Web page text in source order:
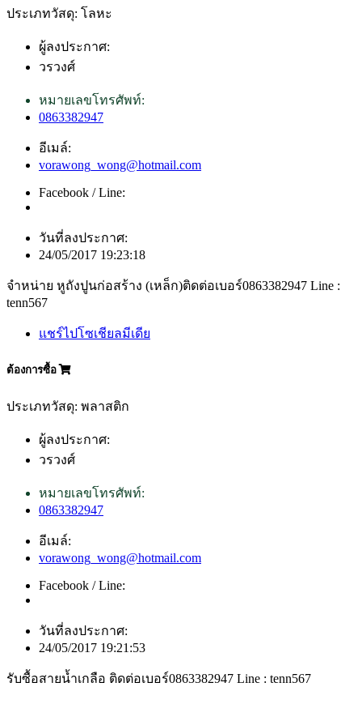
ประเภทวัสดุ: โลหะ
ผู้ลงประกาศ:
วรวงศ์
หมายเลขโทรศัพท์:
0863382947
อีเมล์:
vorawong_wong@hotmail.com
Facebook / Line:
วันที่ลงประกาศ:
24/05/2017 19:23:18
จำหน่าย หูถังปูนก่อสร้าง (เหล็ก)ติดต่อเบอร์0863382947 Line :
tenn567
แชร์ไปโซเชียลมีเดีย
ต้องการซื้อ
ประเภทวัสดุ: พลาสติก
ผู้ลงประกาศ:
วรวงศ์
หมายเลขโทรศัพท์:
0863382947
อีเมล์:
vorawong_wong@hotmail.com
Facebook / Line:
วันที่ลงประกาศ:
24/05/2017 19:21:53
รับซื้อสายน้ำเกลือ ติดต่อเบอร์0863382947 Line : tenn567